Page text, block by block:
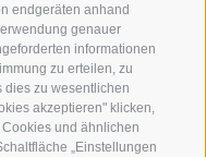
endgeräten anhand
genauer
informationen
zu erteilen, zu
dies zu wesentlichen
akzeptieren" klicken,
und ähnlichen
„Einstellungen